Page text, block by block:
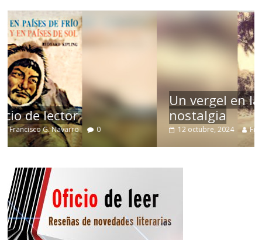
Un vergel en las nieblas de la
nostalgia
12 octubre, 2024 Francisco G. Navarro 0